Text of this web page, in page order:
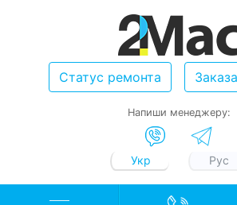
Статус ремонта
Напиши менеджеру:
Укр Рус